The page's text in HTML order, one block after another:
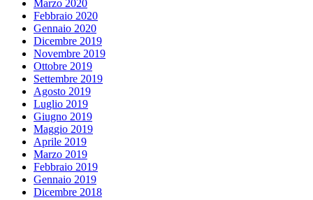
Marzo 2020
Febbraio 2020
Gennaio 2020
Dicembre 2019
Novembre 2019
Ottobre 2019
Settembre 2019
Agosto 2019
Luglio 2019
Giugno 2019
Maggio 2019
Aprile 2019
Marzo 2019
Febbraio 2019
Gennaio 2019
Dicembre 2018